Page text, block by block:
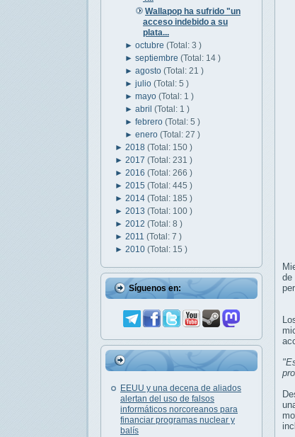
Wallapop ha sufrido "un
acceso indebido a su
plata...
►octubre(Total: 3 )
►septiembre(Total: 14 )
►agosto(Total: 21 )
►julio(Total: 5 )
►mayo(Total: 1 )
►abril(Total: 1 )
►febrero(Total: 5 )
►enero(Total: 27 )
► 2018 (Total: 150 )
► 2017 (Total: 231 )
► 2016 (Total: 266 )
► 2015 (Total: 445 )
► 2014 (Total: 185 )
► 2013 (Total: 100 )
► 2012 (Total: 8 )
► 2011 (Total: 7 )
► 2010 (Total: 15 )
Síguenos en:
EEUU y una decena de aliados
alertan del uso de falsos
informáticos norcoreanos para
financiar programas nuclear y
balís
de